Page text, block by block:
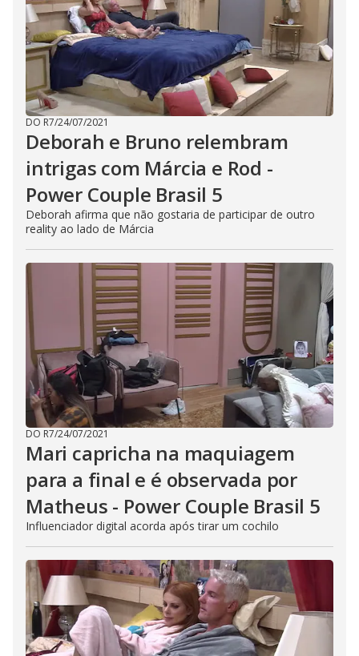
DO R7/24/07/2021
Deborah e Bruno relembram
intrigas com Márcia e Rod -
Power Couple Brasil 5
Deborah afirma que não gostaria de participar de outro
reality ao lado de Márcia
DO R7/24/07/2021
Mari capricha na maquiagem
para a final e é observada por
Matheus - Power Couple Brasil 5
Influenciador digital acorda após tirar um cochilo